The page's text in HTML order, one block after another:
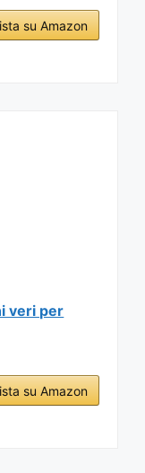
su Amazon
veri per
su Amazon